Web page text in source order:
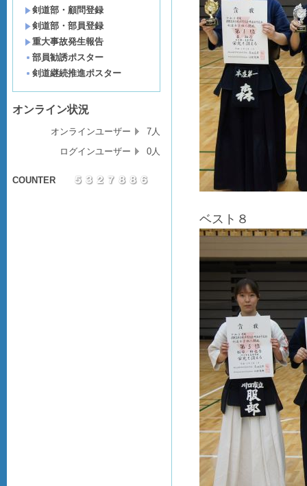
剣道部・顧問登録
剣道部・部員登録
重大事故発生報告
部員勧誘ポスター
剣道継続推進ポスター
オンライン状況
オンラインユーザー
7人
ログインユーザー
0人
COUNTER
ベスト８